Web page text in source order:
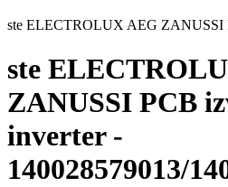
ste ELECTROLUX AEG ZANUSSI
ste
ZANUSSI PCB
inverter-
140028579013/